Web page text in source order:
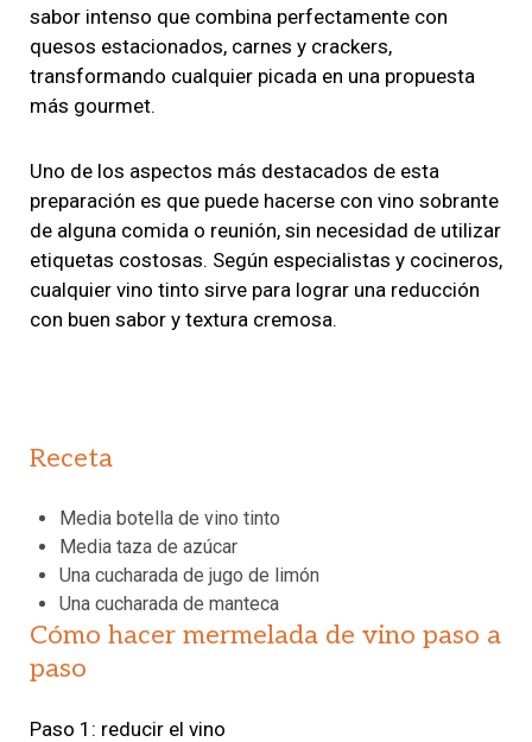
sabor intenso que combina perfectamente con
quesos estacionados, carnes y crackers,
transformando cualquier picada en una propuesta
más gourmet.
Uno de los aspectos más destacados de esta
preparación es que puede hacerse con vino sobrante
de alguna comida o reunión, sin necesidad de utilizar
etiquetas costosas. Según especialistas y cocineros,
cualquier vino tinto sirve para lograr una reducción
con buen sabor y textura cremosa.
Receta
Media botella de vino tinto
Media taza de azúcar
Una cucharada de jugo de limón
Una cucharada de manteca
Cómo hacer mermelada de vino paso a
paso
Paso 1: reducir el vino